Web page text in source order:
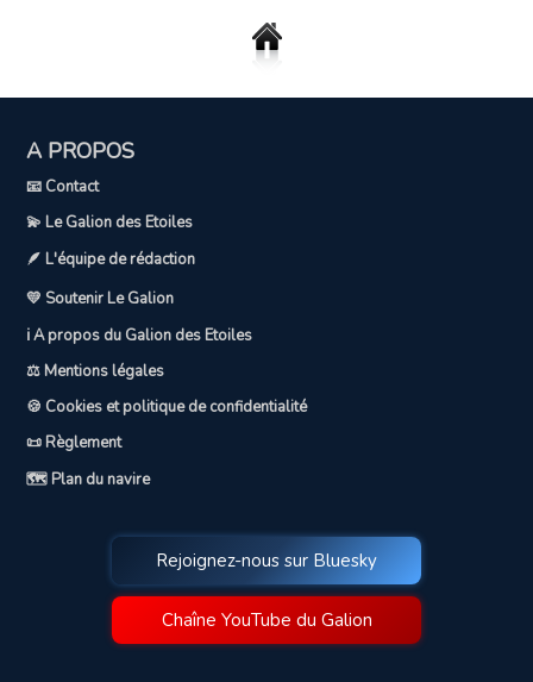
A PROPOS
📧 Contact
💫 Le Galion des Etoiles
🪶 L'équipe de rédaction
💛 Soutenir Le Galion
ℹ️ A propos du Galion des Etoiles
⚖️ Mentions légales
🍪 Cookies et politique de confidentialité
📜 Règlement
🗺️ Plan du navire
Rejoignez-nous sur Bluesky
Chaîne YouTube du Galion